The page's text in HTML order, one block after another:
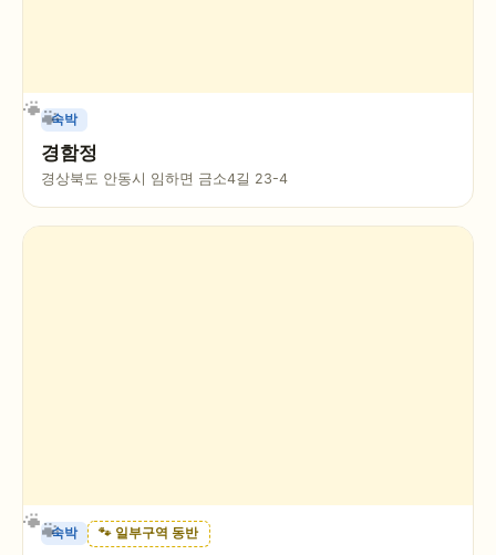
숙박
경함정
경상북도 안동시 임하면 금소4길 23-4
숙박 🐾 일부구역 동반